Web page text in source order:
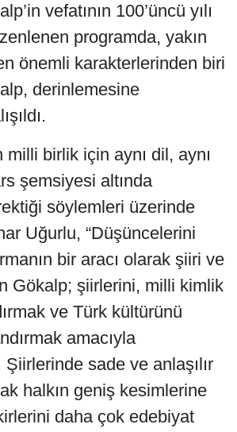
vefatının 100’üncü yılı
programda, yakın
önemli karakterlerinden biri
derinlemesine
milli birlik için aynı dil, aynı
şemsiyesi altında
söylemleri üzerinde
Uğurlu, “Düşüncelerini
bir aracı olarak şiiri ve
Gökalp; şiirlerini, milli kimlik
ve Türk kültürünü
amacıyla
sade ve anlaşılır
halkın geniş kesimlerine
daha çok edebiyat